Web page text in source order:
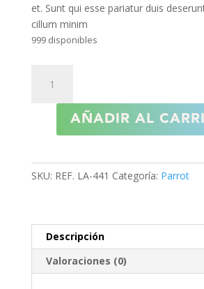
et. Sunt qui esse pariatur duis
cillum minim
999 disponibles
Corella
cantidad
AÑADIR AL
SKU: REF. LA-441 Categoría: Parrot
Descripción
Valoraciones (0)